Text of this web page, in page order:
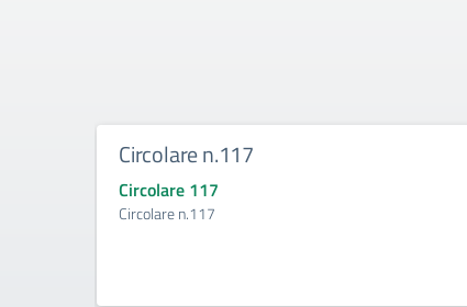
Circolare n.117
Circolare 117
Circolare n.117